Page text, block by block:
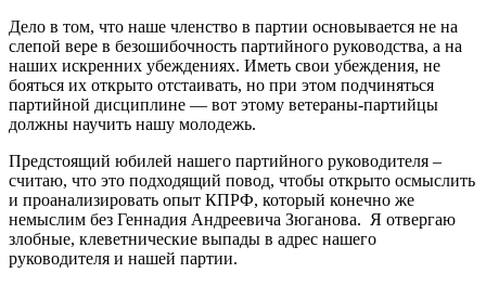
Дело в том, что наше членство в партии основывается не на
слепой вере в безошибочность партийного руководства, а на
наших искренних убеждениях. Иметь свои убеждения, не
бояться их открыто отстаивать, но при этом подчиняться
партийной дисциплине — вот этому ветераны-партийцы
должны научить нашу молодежь.
Предстоящий юбилей нашего партийного руководителя –
считаю, что это подходящий повод, чтобы открыто осмыслить
и проанализировать опыт КПРФ, который конечно же
немыслим без Геннадия Андреевича Зюганова. Я отвергаю
злобные, клеветнические выпады в адрес нашего
руководителя и нашей партии.